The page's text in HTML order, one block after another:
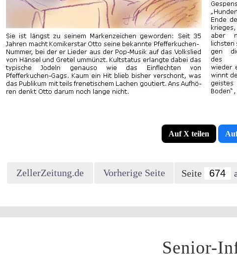
Auf X teilen
ZellerZeitung.de Vorherige Seite Seite
Senior-